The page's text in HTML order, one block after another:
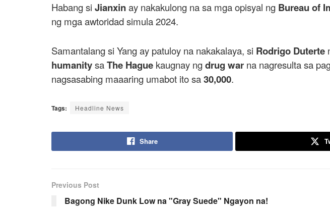
Habang si Jianxinay nakakulong na sa mga opisyal ng Bureau of
ng mga awtoridad simula 2024.
Samantalang si Yang ay patuloy na nakakalaya, si Rodrigo Duterte
humanitysaThe Hague kaugnay ngdrug war na nagresulta sa
nagsasabing maaaring umabot ito sa30,000.
Tags: Headline News
Share
Previous Post
Bagong Nike Dunk Low na "Gray Suede" Ngayon na!